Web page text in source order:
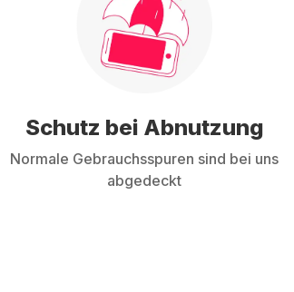
Schutz bei Abnutzung
Normale Gebrauchsspuren sind bei uns
abgedeckt